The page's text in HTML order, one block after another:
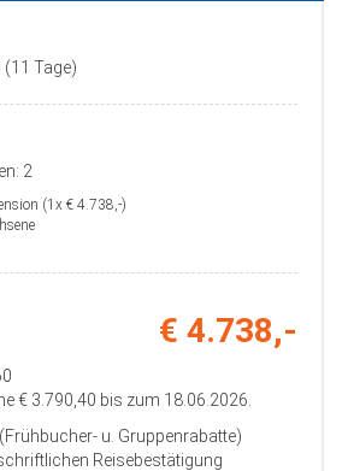
Center „Kik“,
Adresse: 26931
„famila“, Adresse:
Ellerbrocker Strasse
Adresse: 26629
Postweg
(11 Tage)
2
(1x € 4.738,-)
€ 4.738,-
€ 3.790,40 bis zum 18.06.2026.
u. Gruppenrabatte)
Reisebestätigung